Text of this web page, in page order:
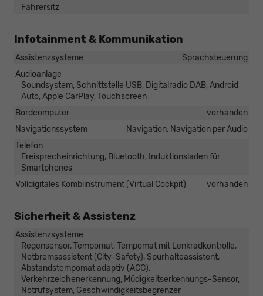
Fahrersitz
Infotainment & Kommunikation
Assistenzsysteme
Sprachsteuerung
Audioanlage
Soundsystem, Schnittstelle USB, Digitalradio DAB, Android
Auto, Apple CarPlay, Touchscreen
Bordcomputer
vorhanden
Navigationssystem
Navigation, Navigation per Audio
Telefon
Freisprecheinrichtung, Bluetooth, Induktionsladen für
Smartphones
Volldigitales Kombiinstrument (Virtual Cockpit)
vorhanden
Sicherheit & Assistenz
Assistenzsysteme
Regensensor, Tempomat, Tempomat mit Lenkradkontrolle,
Notbremsassistent (City-Safety), Spurhalteassistent,
Abstandstempomat adaptiv (ACC),
Verkehrzeichenerkennung, Müdigkeitserkennungs-Sensor,
Notrufsystem, Geschwindigkeitsbegrenzer